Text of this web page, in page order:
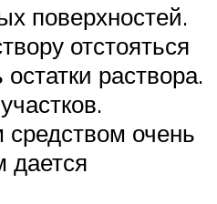
поверхностей.
отстояться
раствора.
средством очень
дается